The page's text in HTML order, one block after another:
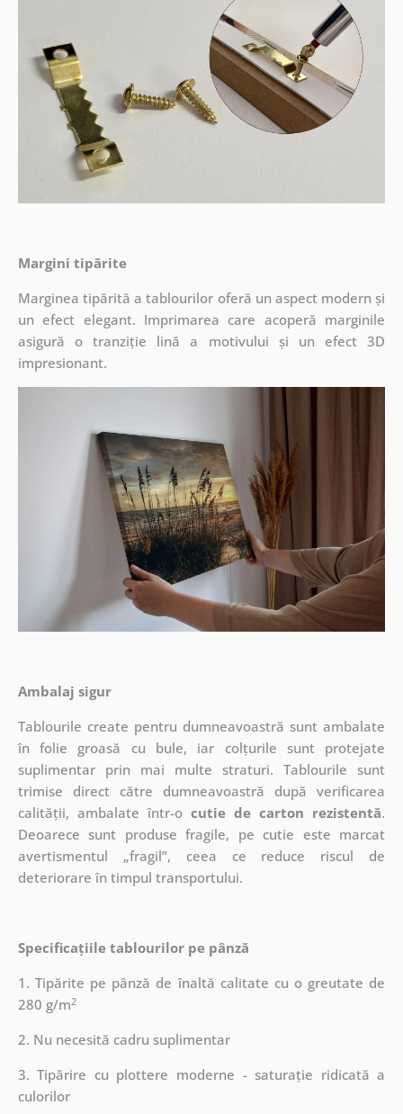
Margini tipărite
Marginea tipărită a tablourilor oferă un aspect modern și
un efect elegant. Imprimarea care acoperă marginile
asigură o tranziție lină a motivului și un efect 3D
impresionant.
Ambalaj sigur
Tablourile create pentru dumneavoastră sunt ambalate
în folie groasă cu bule, iar colțurile sunt protejate
suplimentar prin mai multe straturi.Tablourile sunt
trimise direct către dumneavoastră după verificarea
calității, ambalate într-o cutie de carton rezistentă.
Deoarece sunt produse fragile, pe cutie este marcat
avertismentul „fragil”, ceea ce reduce riscul de
deteriorare în timpul transportului.
Specificațiile tablourilor pe pânză
1. Tipărite pe pânză de înaltă calitate cu o greutate de
280 g/m2
2. Nu necesită cadru suplimentar
3. Tipărire cu plottere moderne - saturație ridicată a
culorilor